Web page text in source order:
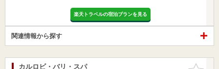
楽天トラベルの宿泊プランを見る
関連情報から探す
お気に入
カルロビ・バリ・スパ